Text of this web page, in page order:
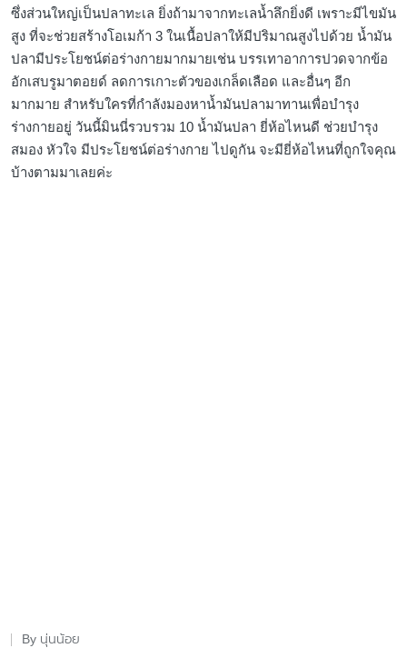
ซึ่งส่วนใหญ่เป็นปลาทะเล ยิ่งถ้ามาจากทะเลน้ำลึกยิ่งดี เพราะมีไขมัน
สูง ที่จะช่วยสร้างโอเมก้า 3 ในเนื้อปลาให้มีปริมาณสูงไปด้วย น้ำมัน
ปลามีประโยชน์ต่อร่างกายมากมายเช่น บรรเทาอาการปวดจากข้อ
อักเสบรูมาตอยด์ ลดการเกาะตัวของเกล็ดเลือด และอื่นๆ อีก
มากมาย สำหรับใครที่กำลังมองหาน้ำมันปลามาทานเพื่อบำรุง
ร่างกายอยู่ วันนี้มินนี่รวบรวม 10 น้ำมันปลา ยี่ห้อไหนดี ช่วยบำรุง
สมอง หัวใจ มีประโยชน์ต่อร่างกาย ไปดูกัน จะมียี่ห้อไหนที่ถูกใจคุณ
บ้างตามมาเลยค่ะ
Posted
By นุ่นน้อย